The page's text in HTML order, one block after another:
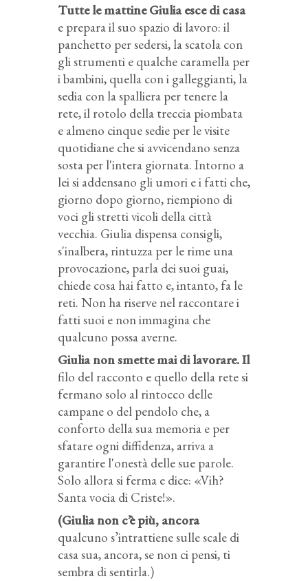
Tutte le mattine Giulia esce di casa
e prepara il suo spazio di lavoro: il
panchetto per sedersi, la scatola con
gli strumenti e qualche caramella per
i bambini, quella con i galleggianti, la
sedia con la spalliera per tenere la
rete, il rotolo della treccia piombata
e almeno cinque sedie per le visite
quotidiane che si avvicendano senza
sosta per l'intera giornata. Intorno a
lei si addensano gli umori e i fatti che,
giorno dopo giorno, riempiono di
voci gli stretti vicoli della città
vecchia. Giulia dispensa consigli,
s'inalbera, rintuzza per le rime una
provocazione, parla dei suoi guai,
chiede cosa hai fatto e, intanto, fa le
reti. Non ha riserve nel raccontare i
fatti suoi e non immagina che
qualcuno possa averne.
Giulia non smette mai di lavorare. Il
filo del racconto e quello della rete si
fermano solo al rintocco delle
campane o del pendolo che, a
conforto della sua memoria e per
sfatare ogni diffidenza, arriva a
garantire l'onestà delle sue parole.
Solo allora si ferma e dice: «Vih?
Santa vocia di Criste!».
(Giulia non c’è più, ancora
qualcuno s’intrattiene sulle scale di
casa sua, ancora, se non ci pensi, ti
sembra di sentirla.)